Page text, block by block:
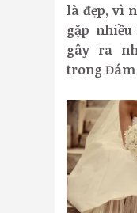
là đẹp, vì
gặp
gây ra
trong Đám